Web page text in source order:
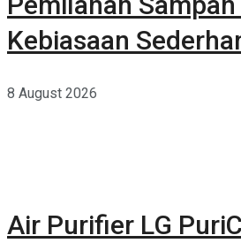
Kebiasaan
8 August 2026
Air Purifier LG